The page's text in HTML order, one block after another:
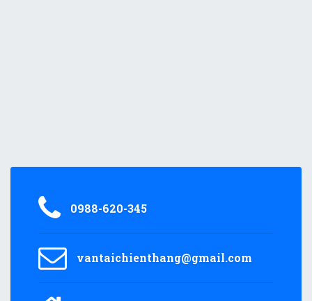
0988-620-345
vantaichienthang@gmail.com